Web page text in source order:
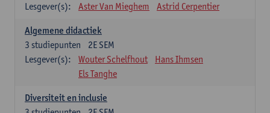
Lesgever(s):
Aster Van Mieghem Astrid Cerpentier
Algemene didactiek
2E SEM
3 studiepunten
Lesgever(s):
Wouter Schelfhout
Hans Ihmsen
Els Tanghe
Diversiteit en inclusie